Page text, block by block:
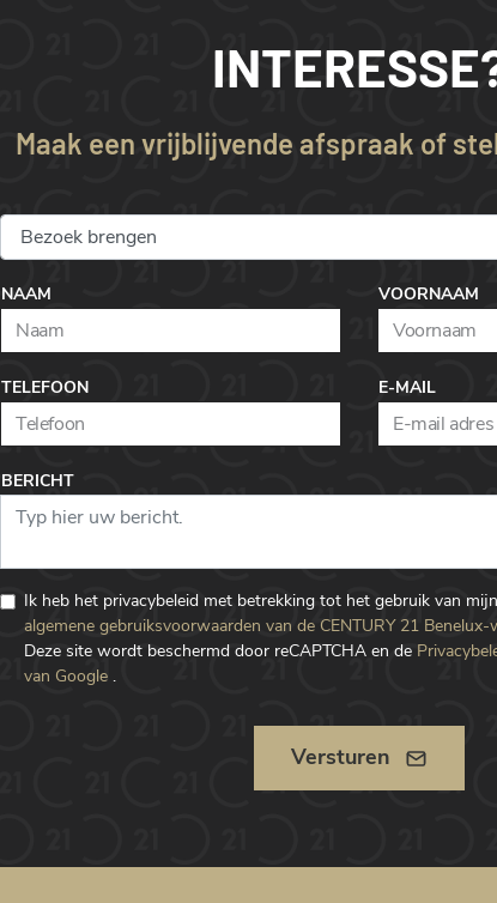
Maak een vrijblijvende afspraak of
NAAM VOORNAAM
TELEFOON E-MAIL
BERICHT
Ik heb het privacybeleid met betrekking tot het gebruik van
algemene gebruiksvoorwaarden van de CENTURY 21
Deze site wordt beschermd door reCAPTCHA en de
van Google .
Versturen